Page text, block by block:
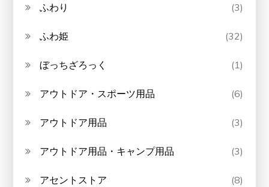
ふわり (3)
ふわ姫 (32)
ぼっちざろっく (1)
アウトドア・スポーツ用品 (6)
アウトドア用品 (3)
アウトドア用品・キャンプ用品 (3)
アセントストア (8)